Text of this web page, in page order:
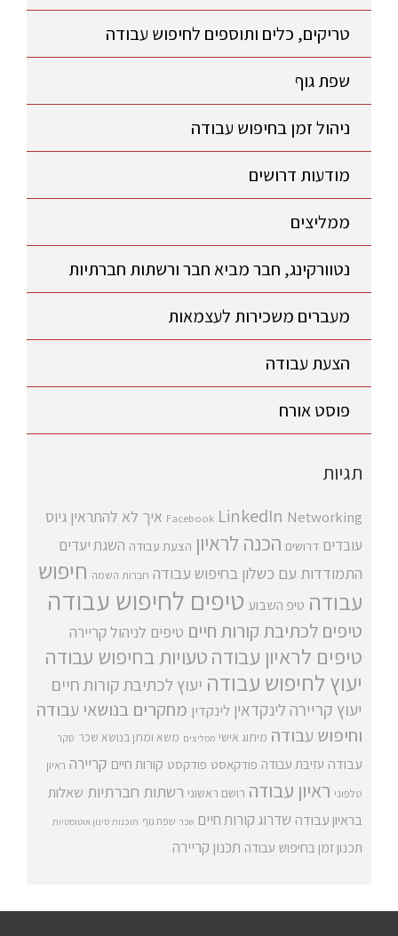
טריקים, כלים ותוספים לחיפוש עבודה
שפת גוף
ניהול זמן בחיפוש עבודה
מודעות דרושים
ממליצים
נטוורקינג, חבר מביא חבר ורשתות חברתיות
מעברים משכירות לעצמאות
הצעת עבודה
פוסט אורח
תגיות
Facebook LinkedIn Networking איך לא להתראין גיוס
עובדים דרושים הכנה לראיון הצעת עבודה השגת יעדים
התמודדות עם כשלון בחיפוש עבודה חברות השמה חיפוש
עבודה טיפ השבוע טיפים לחיפוש עבודה
טיפים לכתיבת קורות חיים טיפים לניהול קריירה
טיפים לראיון עבודהטעויות בחיפוש עבודה
יעוץ לחיפוש עבודה יעוץ לכתיבת קורות חיים
יעוץ קריירה לינקדאין לינקדין מחקרים בנושאי עבודה
וחיפוש עבודה מיתוג אישי ממליצים משא ומתן בנושא שכר סקר
עבודה עזיבת עבודה פודקאסט פודקסט קורות חיים קריירה ראיון
טלפוני ראיון עבודה רושם ראשוני רשתות חברתיות שאלות
בראיון עבודה שדרוג קורות חיים שכר שפת גוף תוכנות סינון אוטומטיות
תכנון זמן בחיפוש עבודה תכנון קריירה